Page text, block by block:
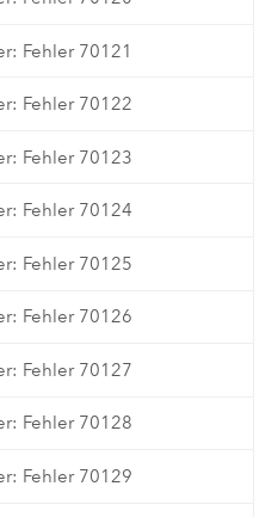
Fehler 70121
Fehler 70122
Fehler 70123
Fehler 70124
Fehler 70125
Fehler 70126
Fehler 70127
Fehler 70128
Fehler 70129